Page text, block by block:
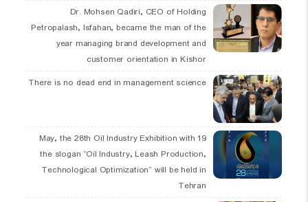
Dr. Mohsen Qadiri, CEO of Holding
Petropalash, Isfahan, became the man of the
year managing brand development and
customer orientation in Kishor
There is no dead end in management science
19 May, the 28th Oil Industry Exhibition with
the slogan “Oil Industry, Leash Production,
Technological Optimization” will be held in
Tehran